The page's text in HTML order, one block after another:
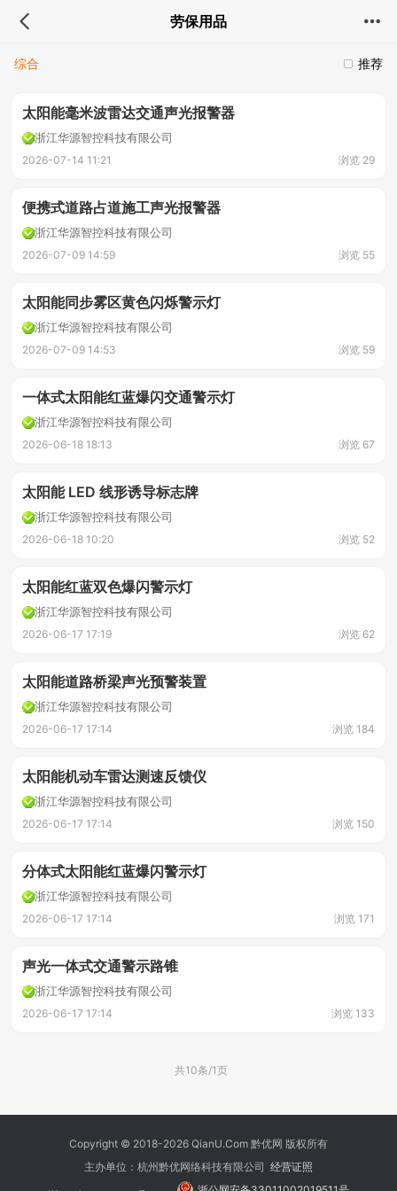
劳保用品
推荐
综合
太阳能毫米波雷达交通声光报警器
浙江华源智控科技有限公司
2026-07-14 11:21 浏览 29
便携式道路占道施工声光报警器
浙江华源智控科技有限公司
2026-07-09 14:59 浏览 55
太阳能同步雾区黄色闪烁警示灯
浙江华源智控科技有限公司
2026-07-09 14:53 浏览 59
一体式太阳能红蓝爆闪交通警示灯
浙江华源智控科技有限公司
2026-06-18 18:13 浏览 67
太阳能 LED 线形诱导标志牌
浙江华源智控科技有限公司
2026-06-18 10:20 浏览 52
太阳能红蓝双色爆闪警示灯
浙江华源智控科技有限公司
2026-06-17 17:19 浏览 62
太阳能道路桥梁声光预警装置
浙江华源智控科技有限公司
2026-06-17 17:14 浏览 184
太阳能机动车雷达测速反馈仪
浙江华源智控科技有限公司
2026-06-17 17:14 浏览 150
分体式太阳能红蓝爆闪警示灯
浙江华源智控科技有限公司
2026-06-17 17:14 浏览 171
声光一体式交通警示路锥
浙江华源智控科技有限公司
2026-06-17 17:14 浏览 133
共10条/1页
Copyright © 2018-2026 QianU.Com 黔优网 版权所有
主办单位：杭州黔优网络科技有限公司 经营证照